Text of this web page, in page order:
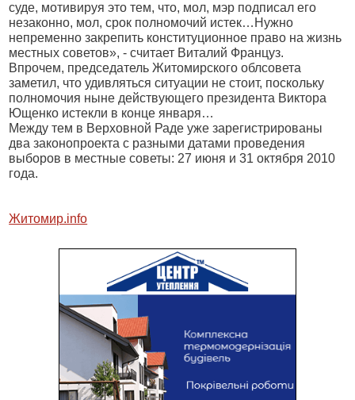
суде, мотивируя это тем, что, мол, мэр подписал его
незаконно, мол, срок полномочий истек…Нужно
непременно закрепить конституционное право на жизнь
местных советов», - считает Виталий Француз.
Впрочем, председатель Житомирского облсовета
заметил, что удивляться ситуации не стоит, поскольку
полномочия ныне действующего президента Виктора
Ющенко истекли в конце января…
Между тем в Верховной Раде уже зарегистрированы
два законопроекта с разными датами проведения
выборов в местные советы: 27 июня и 31 октября 2010
года.
Житомир.info